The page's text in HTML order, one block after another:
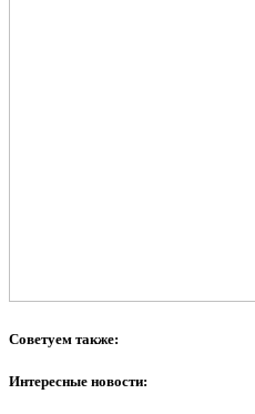
Советуем также:
Интересные новости: